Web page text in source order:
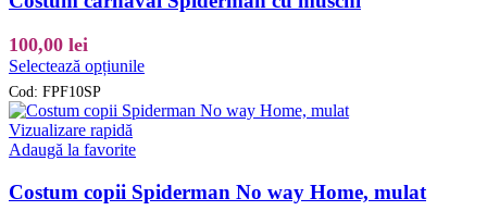
pot
în
produsului.
100,00 lei
Selectează opțiunileAcest
are
mai
Opțiunile
pot
Cod: FPF10SP
Vizualizare rapidă
Adaugă la favorite
Costum copii Spiderman No way Home, mulat